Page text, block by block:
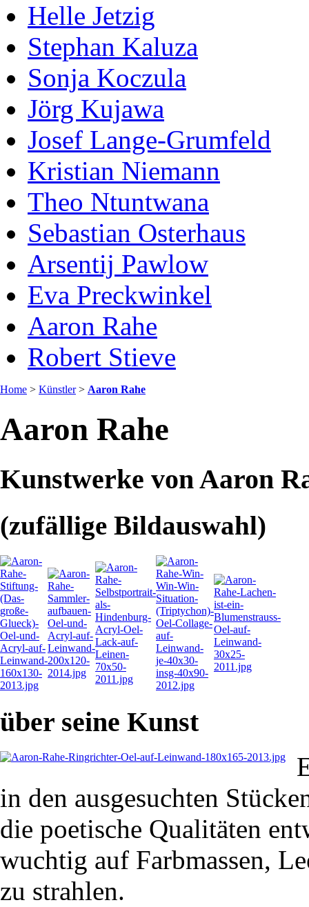
Helle Jetzig
Stephan Kaluza
Sonja Koczula
Jörg Kujawa
Josef Lange-Grumfeld
Kristian Niemann
Theo Ntuntwana
Sebastian Osterhaus
Arsentij Pawlow
Eva Preckwinkel
Aaron Rahe
Robert Stieve
Home > Künstler > Aaron Rahe
Aaron Rahe
Kunstwerke von Aaron
(zufällige Bildauswahl)
über seine Kunst
in den ausgesuchten
die poetische Qualitäten
wuchtig auf Farbmassen,
zu strahlen.